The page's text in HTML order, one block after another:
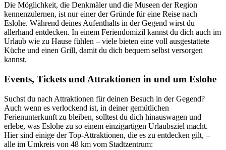
Die Möglichkeit, die Denkmäler und die Museen der Region
kennenzulernen, ist nur einer der Gründe für eine Reise nach
Eslohe. Während deines Aufenthalts in der Gegend wirst du
allerhand entdecken. In einem Feriendomizil kannst du dich auch im
Urlaub wie zu Hause fühlen – viele bieten eine voll ausgestattete
Küche und einen Grill, damit du dich bequem selbst versorgen
kannst.
Events, Tickets und Attraktionen in und um Eslohe
Suchst du nach Attraktionen für deinen Besuch in der Gegend?
Auch wenn es verlockend ist, in deiner gemütlichen
Ferienunterkunft zu bleiben, solltest du dich hinauswagen und
erlebe, was Eslohe zu so einem einzigartigen Urlaubsziel macht.
Hier sind einige der Top-Attraktionen, die es zu entdecken gilt, –
alle im Umkreis von 48 km vom Stadtzentrum: